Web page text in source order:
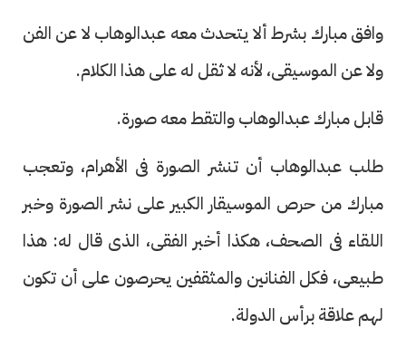
وافق مبارك بشرط ألا يتحدث معه عبدالوهاب لا عن الفن
ولا عن الموسيقى، لأنه لا ثقل له على هذا الكلام.
قابل مبارك عبدالوهاب والتقط معه صورة.
طلب عبدالوهاب أن تنشر الصورة فى الأهرام، وتعجب
مبارك من حرص الموسيقار الكبير على نشر الصورة وخبر
اللقاء فى الصحف، هكذا أخبر الفقى، الذى قال له: هذا
طبيعى، فكل الفنانين والمثقفين يحرصون على أن تكون
لهم علاقة برأس الدولة.